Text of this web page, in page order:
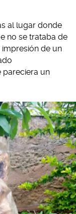
al lugar donde
no se trataba de
de un
pareciera un